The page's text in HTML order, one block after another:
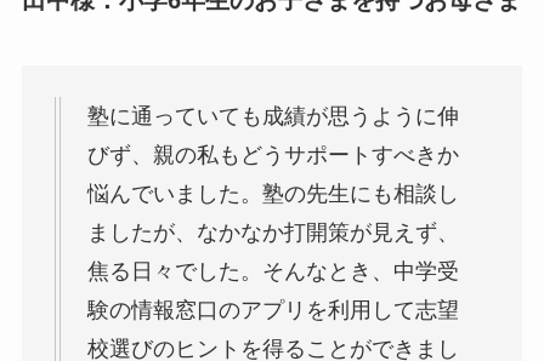
塾に通っていても成績が思うように伸
びず、親の私もどうサポートすべきか
悩んでいました。塾の先生にも相談し
ましたが、なかなか打開策が見えず、
焦る日々でした。そんなとき、中学受
験の情報窓口のアプリを利用して志望
校選びのヒントを得ることができまし